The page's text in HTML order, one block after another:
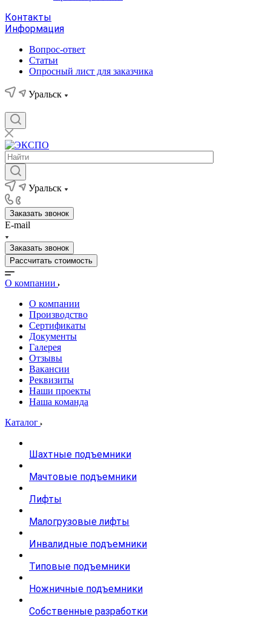
Контакты
Информация
Вопрос-ответ
Статьи
Опросный лист для заказчика
Уральск
Уральск
Заказать звонок
E-mail
Заказать звонок
Рассчитать стоимость
О компании
О компании
Производство
Сертификаты
Документы
Галерея
Отзывы
Вакансии
Реквизиты
Наши проекты
Наша команда
Каталог
Шахтные подъемники
Мачтовые подъемники
Лифты
Малогрузовые лифты
Инвалидные подъемники
Типовые подъемники
Ножничные подъемники
Собственные разработки